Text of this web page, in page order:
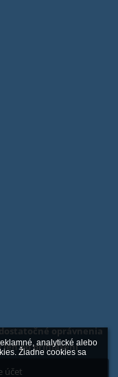
analytické alebo
Žiadne cookies sa
oprávnenia
len po prihlásení
účet